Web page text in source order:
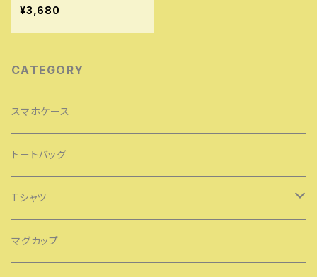
¥3,680
CATEGORY
スマホケース
トートバッグ
Tシャツ
レディースTシャツ
マグカップ